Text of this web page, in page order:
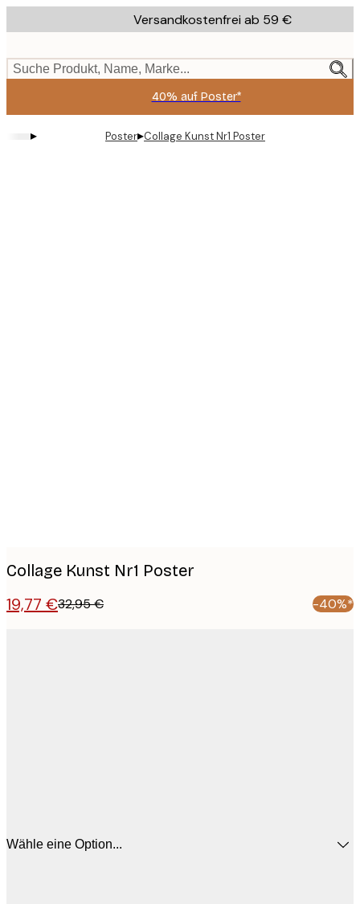
to
content.
Versandkostenfrei ab 59 €
Suche Produkt, Name, Marke...
40% auf Poster*
▸ Poster▸Collage Kunst Nr1 Poster
Collage Kunst Nr1 Poster
19,77 €32,95 € -40%*
Wähle eine Option...